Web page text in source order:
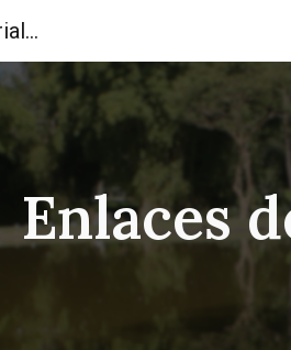
Skip to main content
Coordinación de Ingeniería de Materiales
Enlaces